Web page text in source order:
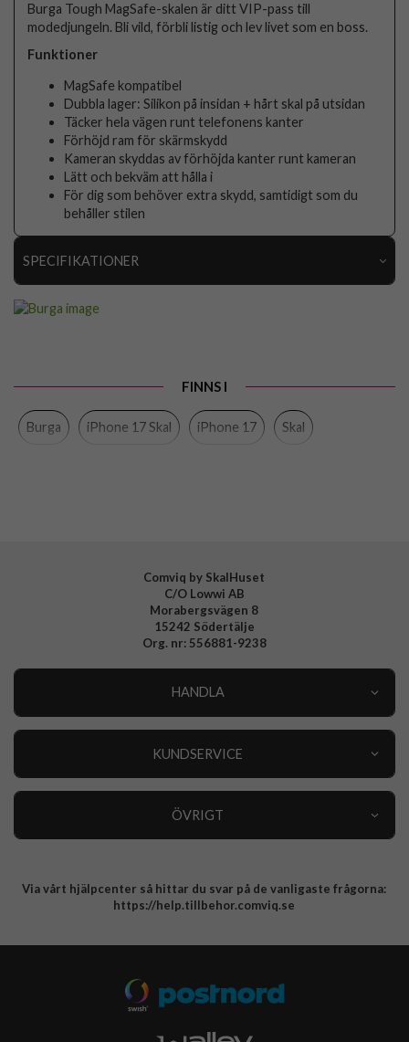
Burga Tough MagSafe-skalen är ditt VIP-pass till
modedjungeln. Bli vild, förbli listig och lev livet som en boss.
Funktioner
MagSafe kompatibel
Dubbla lager: Silikon på insidan + hårt skal på utsidan
Täcker hela vägen runt telefonens kanter
Förhöjd ram för skärmskydd
Kameran skyddas av förhöjda kanter runt kameran
Lätt och bekväm att hålla i
För dig som behöver extra skydd, samtidigt som du
behåller stilen
SPECIFIKATIONER
Material Hårdplast (PC), Mjukplast (TPU)
FINNS I
Burga iPhone 17 Skal iPhone 17 Skal
Comviq by SkalHuset
C/O Lowwi AB
Morabergsvägen 8
15242 Södertälje
Org. nr: 556881-9238
HANDLA
KUNDSERVICE
ÖVRIGT
Integritetspolicy
Via vårt hjälpcenter så hittar du svar på de vanligaste frågorna:
https://help.tillbehor.comviq.se